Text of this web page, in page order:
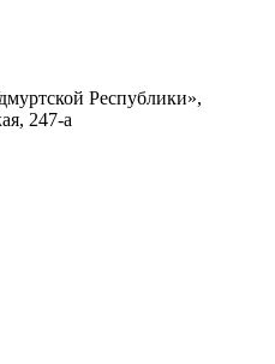
Республики»,
247-а